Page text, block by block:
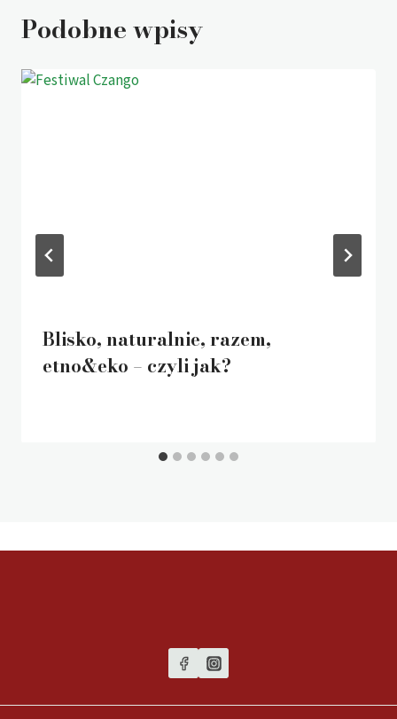
Podobne wpisy
Blisko, naturalnie, razem,
etno&eko – czyli jak?